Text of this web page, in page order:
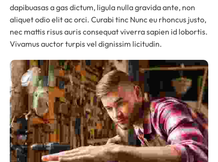
dapibuasas a gas dictum, ligula nulla gravida ante, non
aliquet odio elit ac orci. Curabi tinc Nunc eu rhoncus justo,
nec mattis risus auris consequat viverra sapien id lobortis.
Vivamus auctor turpis vel dignissim licitudin.